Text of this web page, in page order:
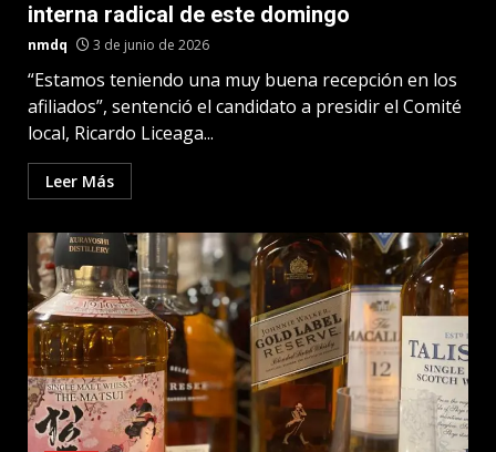
interna radical de este domingo
nmdq 3 de junio de 2026
“Estamos teniendo una muy buena recepción en los
afiliados”, sentenció el candidato a presidir el Comité
local, Ricardo Liceaga...
Leer Más